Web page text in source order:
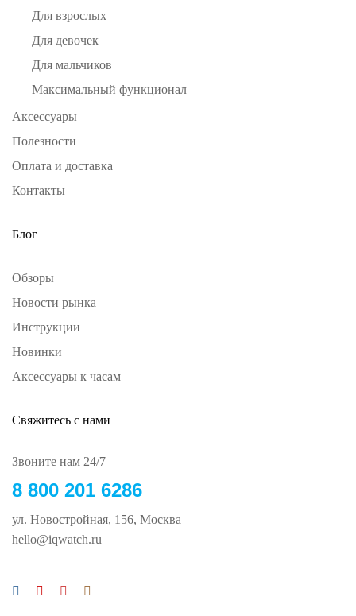
Для взрослых
Для девочек
Для мальчиков
Максимальный функционал
Аксессуары
Полезности
Оплата и доставка
Контакты
Блог
Обзоры
Новости рынка
Инструкции
Новинки
Аксессуары к часам
Свяжитесь с нами
Звоните нам 24/7
8 800 201 6286
ул. Новостройная, 156, Москва
hello@iqwatch.ru